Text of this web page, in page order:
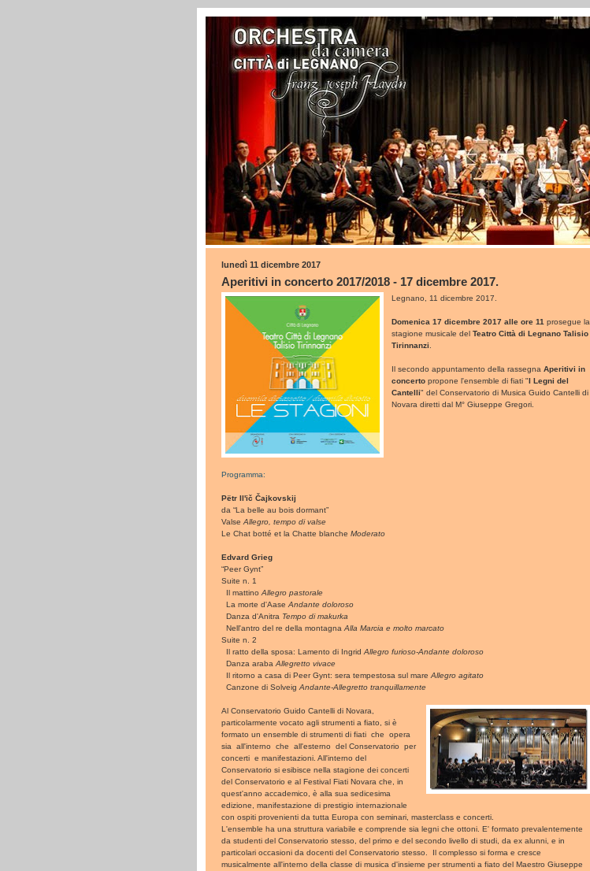
lunedì 11 dicembre 2017
Aperitivi in concerto 2017/2018 - 17 dicembre 2017.
Legnano, 11 dicembre 2017.
Domenica 17 dicembre 2017 alle ore 11 prosegue la
stagione musicale del Teatro Città di Legnano Talisio
Tirinnanzi
Il secondo appuntamento della rassegna Aperitivi in
concertopropone l'ensemble di fiati "I Legni del
Cantelli" del Conservatorio di Musica Guido Cantelli di
Novara diretti dal M° Giuseppe Gregori.
Programma:
Pëtr Il'ič Čajkovskij
da “La belle au bois dormant”
Valse Allegro, tempo di valse
Le Chat botté et la Chatte blanche Moderato
Edvard Grieg
“Peer Gynt”
Suite n. 1
Il mattino Allegro pastorale
La morte d'Aase Andante doloroso
Danza d'Anitra Tempo di makurka
Nell'antro del re della montagna Alla Marcia e molto marcato
Suite n. 2
Il ratto della sposa: Lamento di Ingrid Allegro furioso-Andante doloroso
Danza araba Allegretto vivace
Il ritorno a casa di Peer Gynt: sera tempestosa sul mare Allegro agitato
Canzone di Solveig Andante-Allegretto tranquillamente
Al Conservatorio Guido Cantelli di Novara,
particolarmente vocato agli strumenti a fiato, si è
formato un ensemble di strumenti di fiati che opera
sia all'interno che all'esterno del Conservatorio per
concerti e manifestazioni. All'interno del
Conservatorio si esibisce nella stagione dei concerti
del Conservatorio e al Festival Fiati Novara che, in
quest'anno accademico, è alla sua sedicesima
edizione, manifestazione di prestigio internazionale
con ospiti provenienti da tutta Europa con seminari, masterclass e concerti.
L'ensemble ha una struttura variabile e comprende sia legni che ottoni. E' formato prevalentemente
da studenti del Conservatorio stesso, del primo e del secondo livello di studi, da ex alunni, e in
particolari occasioni da docenti del Conservatorio stesso. Il complesso si forma e cresce
musicalmente all'interno della classe di musica d'insieme per strumenti a fiato del Maestro Giuseppe